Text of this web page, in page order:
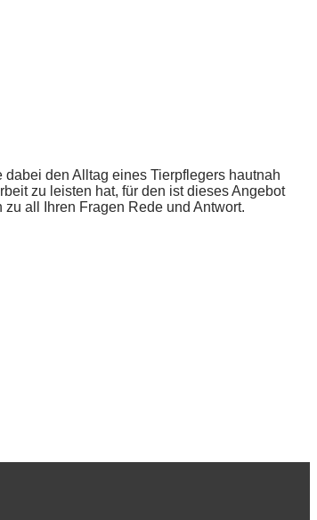
den Alltag eines Tierpflegers hautnah
zu leisten hat, für den ist dieses Angebot
all Ihren Fragen Rede und Antwort.